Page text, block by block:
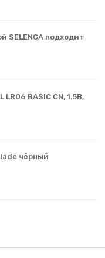
SELENGA подходит
BASIC CN, 1.5В,
чёрный